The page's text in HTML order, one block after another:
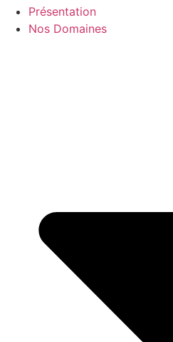
Présentation
Nos Domaines